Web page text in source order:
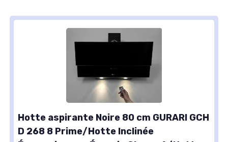
Hotte aspirante Noire 80 cm GURARI GCH
D 268 8 Prime/Hotte Inclinée